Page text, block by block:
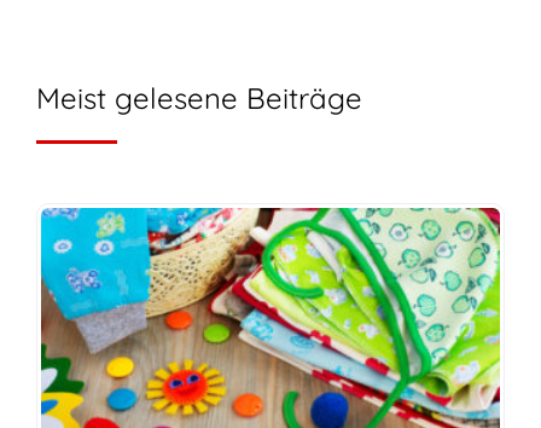
Meist gelesene Beiträge